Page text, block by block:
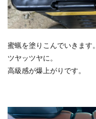
蜜蝋を塗りこんでいきます。
ツヤッツヤに。
高級感が爆上がりです。